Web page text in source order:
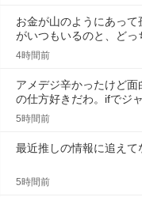
お金が山のようにあっ
がいつもいるのと、どっ
4時間前
アメデジ辛かったけど
の仕方好きだわ。ifでジ
5時間前
最近推しの情報に追え
5時間前